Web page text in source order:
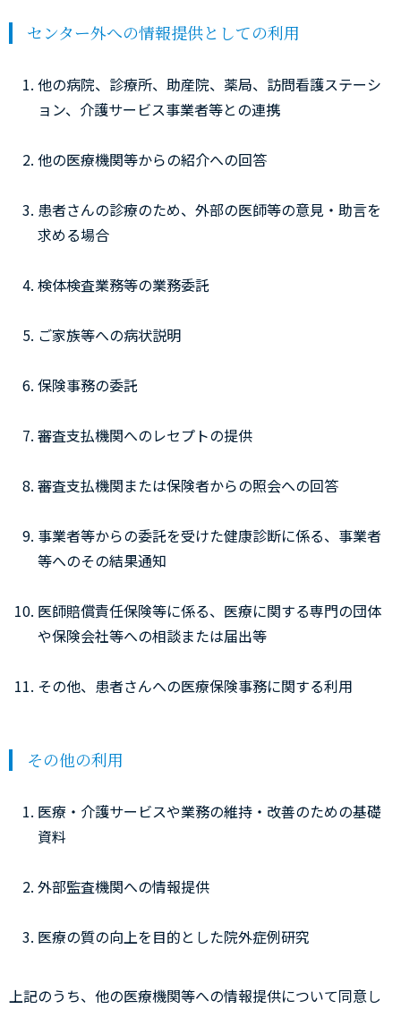
センター外への情報提供としての利用
他の病院、診療所、助産院、薬局、訪問看護ステーシ
ョン、介護サービス事業者等との連携
他の医療機関等からの紹介への回答
患者さんの診療のため、外部の医師等の意見・助言を
求める場合
検体検査業務等の業務委託
ご家族等への病状説明
保険事務の委託
審査支払機関へのレセプトの提供
審査支払機関または保険者からの照会への回答
事業者等からの委託を受けた健康診断に係る、事業者
等へのその結果通知
医師賠償責任保険等に係る、医療に関する専門の団体
や保険会社等への相談または届出等
その他、患者さんへの医療保険事務に関する利用
その他の利用
医療・介護サービスや業務の維持・改善のための基礎
資料
外部監査機関への情報提供
医療の質の向上を目的とした院外症例研究
上記のうち、他の医療機関等への情報提供について同意し